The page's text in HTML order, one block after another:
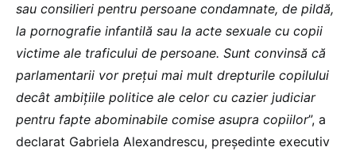
sau consilieri pentru persoane condamnate, de pildă,
la pornografie infantilă sau la acte sexuale cu copii
victime ale traficului de persoane. Sunt convinsă că
parlamentarii vor preţui mai mult drepturile copilului
decât ambiţiile politice ale celor cu cazier judiciar
pentru fapte abominabile comise asupra copiilor”, a
declarat Gabriela Alexandrescu, preşedinte executiv